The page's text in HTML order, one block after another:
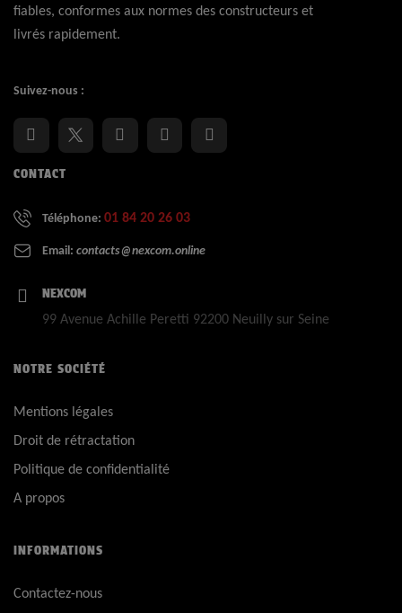
fiables, conformes aux normes des constructeurs et
livrés rapidement.
Suivez-nous :
CONTACT
Téléphone: 01 84 20 26 03
Email: contacts@nexcom.online
NEXCOM
99 Avenue Achille Peretti 92200 Neuilly sur Seine
NOTRE SOCIÉTÉ
Mentions légales
Droit de rétractation
Politique de confidentialité
A propos
INFORMATIONS
Contactez-nous